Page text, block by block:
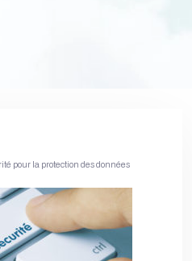
pour la protection des données